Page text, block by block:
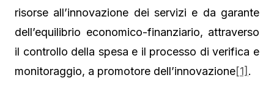
risorse all’innovazione dei servizi e da garante
dell’equilibrio economico-finanziario, attraverso
il controllo della spesa e il processo di verifica e
monitoraggio, a promotore dell’innovazione[1] .